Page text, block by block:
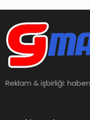
Reklam & işbirliği: